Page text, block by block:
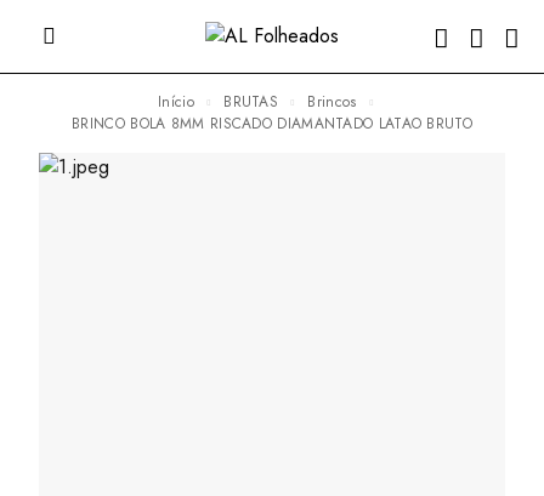
Início BRUTAS
Brincos
BRINCO BOLA 8MM RISCADO DIAMANTADO LATAO BRUTO